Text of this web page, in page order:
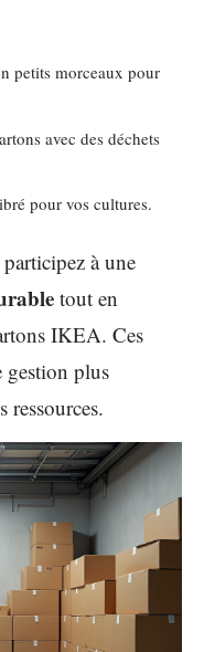
petits morceaux pour
avec des déchets
pour vos cultures.
à une
tout en
IKEA. Ces
gestion plus
ressources.